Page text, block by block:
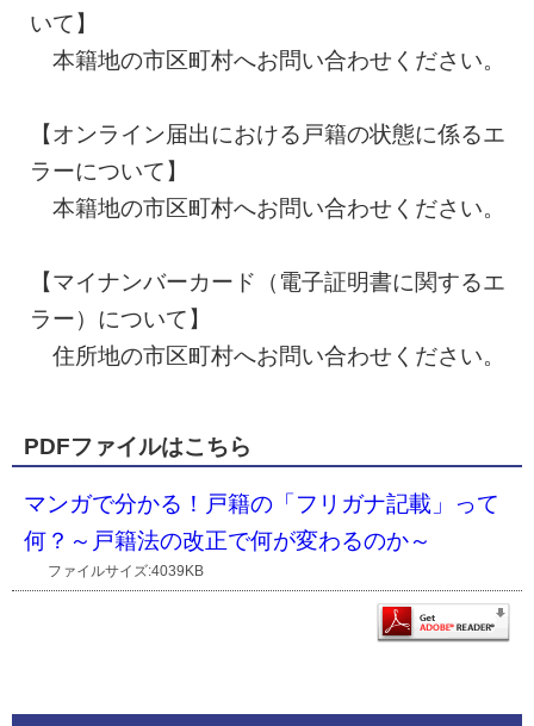
いて】
本籍地の市区町村へお問い合わせください。
【オンライン届出における戸籍の状態に係るエ
ラーについて】
本籍地の市区町村へお問い合わせください。
【マイナンバーカード（電子証明書に関するエ
ラー）について】
住所地の市区町村へお問い合わせください。
PDFファイルはこちら
マンガで分かる！戸籍の「フリガナ記載」って
何？～戸籍法の改正で何が変わるのか～
ファイルサイズ:4039KB